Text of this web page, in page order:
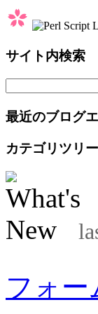
サイト内検索
最近のブログ
カテゴリツリー
フォ